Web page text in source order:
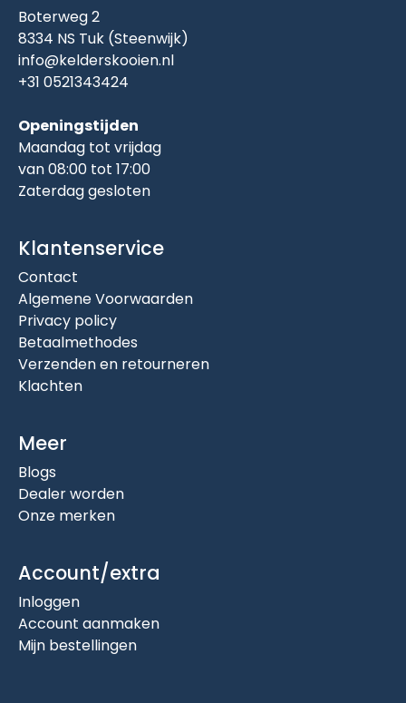
Boterweg 2
8334 NS Tuk (Steenwijk)
info@kelderskooien.nl
+31 0521343424
Openingstijden
Maandag tot vrijdag
van 08:00 tot 17:00
Zaterdag gesloten
Klantenservice
Contact
Algemene Voorwaarden
Privacy policy
Betaalmethodes
Verzenden en retourneren
Klachten
Meer
Blogs
Dealer worden
Onze merken
Account/extra
Inloggen
Account aanmaken
Mijn bestellingen